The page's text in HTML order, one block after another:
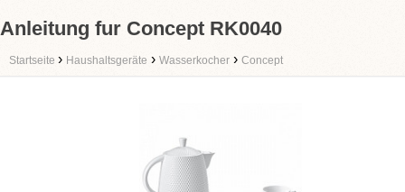
Anleitung fur Concept RK0040
Startseite › Haushaltsgeräte › Wasserkocher › Concept